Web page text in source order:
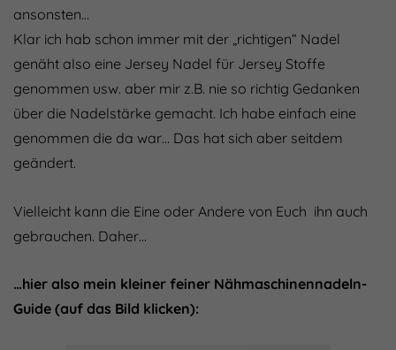
ansonsten…
Klar ich hab schon immer mit der „richtigen“ Nadel
genäht also eine Jersey Nadel für Jersey Stoffe
genommen usw. aber mir z.B. nie so richtig Gedanken
über die Nadelstärke gemacht. Ich habe einfach eine
genommen die da war… Das hat sich aber seitdem
geändert.
Vielleicht kann die Eine oder Andere von Euch ihn auch
gebrauchen. Daher…
…hier also mein kleiner feiner Nähmaschinennadeln-
Guide (auf das Bild klicken):